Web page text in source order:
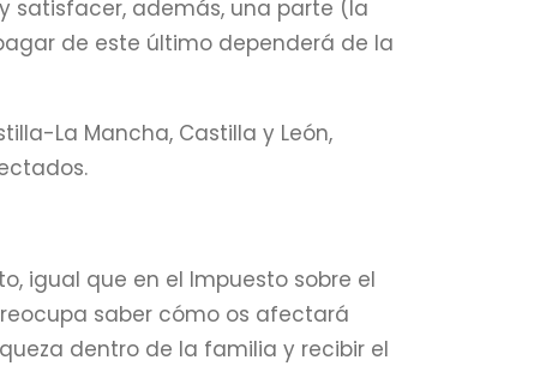
satisfacer, además, una parte (la
de este último dependerá de la
La Mancha, Castilla y León,
igual que en el Impuesto sobre el
saber cómo os afectará
dentro de la familia y recibir el